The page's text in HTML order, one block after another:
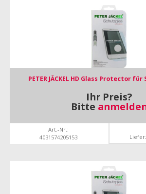
PETER JÄCKEL HD Glass Protector für
Ihr Preis?
Bitte
Art.-Nr.:
4031574205153